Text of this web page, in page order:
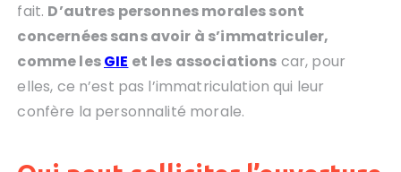
fait. D’autres personnes morales sont
concernées sans avoir à s’immatriculer,
comme lesGIE et les associations car, pour
elles, ce n’est pas l’immatriculation qui leur
confère la personnalité morale.